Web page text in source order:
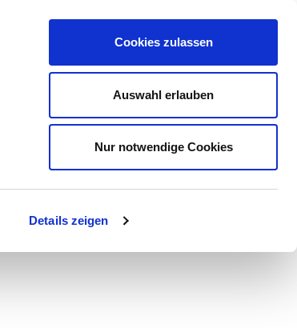
Details zeigen
Cookies zulassen
Auswahl erlauben
Nur notwendige Cookies